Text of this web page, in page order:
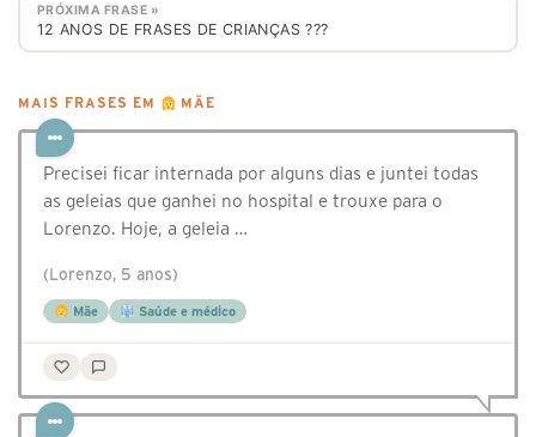
PRÓXIMA FRASE »
12 ANOS DE FRASES DE CRIANÇAS ???
MAIS FRASES EM MÃE
Precisei ficar internada por alguns dias e juntei todas
as geleias que ganhei no hospital e trouxe para o
Lorenzo. Hoje, a geleia …
(Lorenzo, 5 anos)
Mãe Saúde e médico